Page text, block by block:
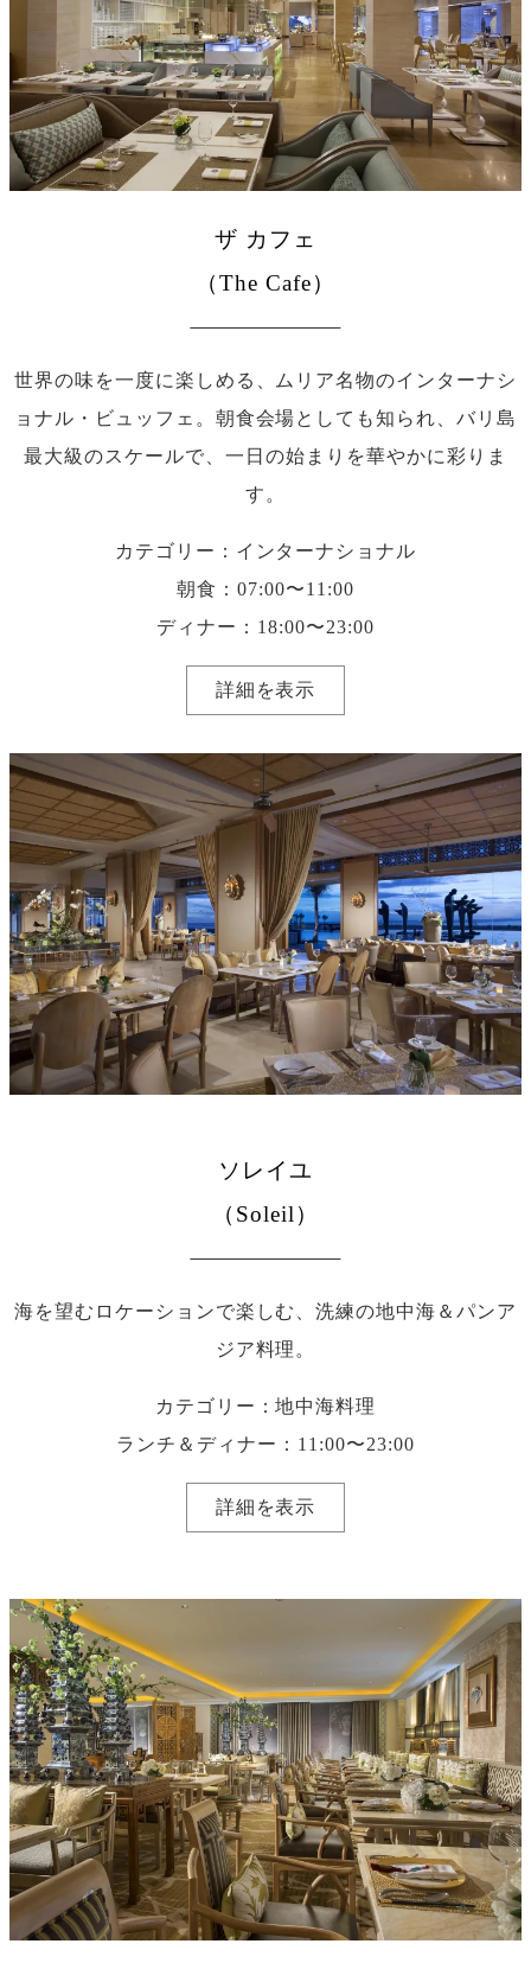
ザ カフェ
（The Cafe）
世界の味を一度に楽しめる、ムリア名物のインターナシ
ョナル・ビュッフェ。朝食会場としても知られ、バリ島
最大級のスケールで、一日の始まりを華やかに彩りま
す。
カテゴリー：インターナショナル
朝食：07:00〜11:00
ディナー：18:00〜23:00
詳細を表示
ソレイユ
（Soleil）
海を望むロケーションで楽しむ、洗練の地中海＆パンア
ジア料理。
カテゴリー：地中海料理
ランチ＆ディナー：11:00〜23:00
詳細を表示